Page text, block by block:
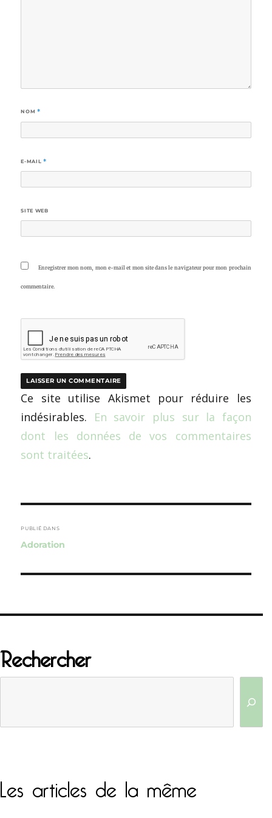
NOM *
E-MAIL *
SITE WEB
Enregistrer mon nom, mon e-mail et mon site dans le navigateur pour mon prochain
commentaire.
Ce site utilise Akismet pour réduire les
indésirables. En savoir plus sur la façon
dont les données de vos commentaires
sont traitées.
de
l’article
PUBLIÉ DANS
Adoration
Rechercher
Les articles de la même